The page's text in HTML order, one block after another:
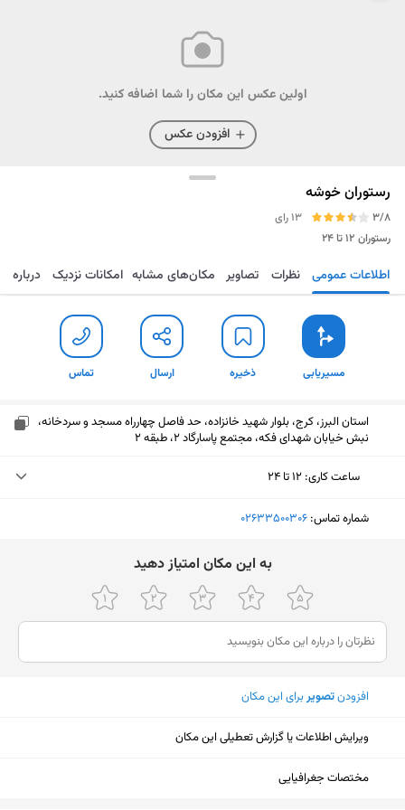
اولین عکس این مکان را شما اضافه کنید.
افزودن عکس
رستوران خوشه
3/8
13 رای
رستوران ۱۲ تا ۲۴
مسیریابی ذخیره ارسال تماس اطلاعات عمومی نظرات تصاویر مکان‌های مشابه امکانات نزدیک درباره
مسیریابی ذخیره ارسال تماس
استان البرز، کرج، بلوار شهید خانزاده، حد فاصل چهارراه مسجد و سردخانه،
نبش خیابان شهدای فکه، مجتمع پاسارگاد ۲، طبقه ۲
ساعت کاری: ۱۲ تا ۲۴
یکشنبه (امروز)
چهارشنبه
۱۲ تا ۲۴
پنجشنبه
۱۲ تا ۲۴
جمعه
شنبه
شماره تماس: ‎02633500306
ﺑﻪ اﯾﻦ ﻣﮑﺎن اﻣﺘﯿﺎز دﻫﯿﺪ
افزودنتصویربرای این مکان
ویرایش اطلاعات یا گزارش تعطیلی این مکان
مختصات جغرافیایی